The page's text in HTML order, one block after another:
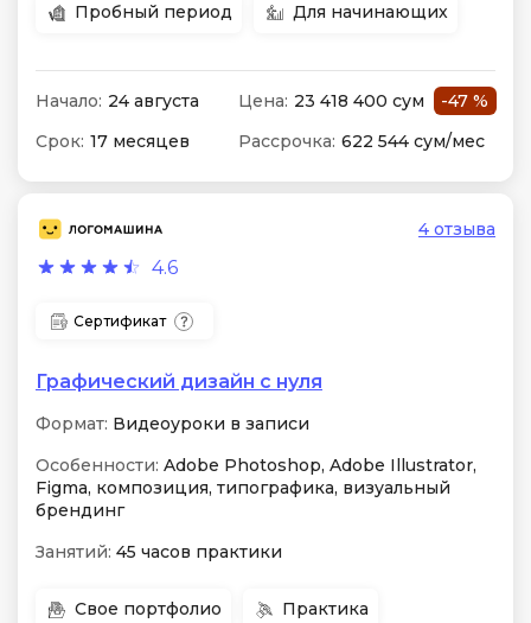
Пробный период Для начинающих
Начало: 24 августа Цена: 23 418 400 сум
-47 %
Срок: 17 месяцев Рассрочка: 622 544 сум/мес
4.6
4 отзыва
Сертификат
Графический дизайн с нуля
Формат: Видеоуроки в записи
Особенности: Adobe Photoshop, Adobe Illustrator,
Figma, композиция, типографика, визуальный
брендинг
Занятий: 45 часов практики
Свое портфолио Практика